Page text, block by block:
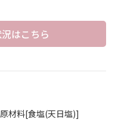
はこちら
材料[食塩(天日塩)]